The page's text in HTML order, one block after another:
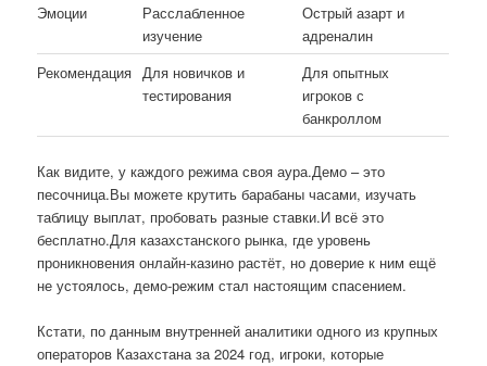
Эмоции
Расслабленное
изучение
Острый азарт и
адреналин
Рекомендация Для новичков и
тестирования
Для опытных
игроков с
банкроллом
Как видите, у каждого режима своя аура.Демо – это
песочница.Вы можете крутить барабаны часами, изучать
таблицу выплат, пробовать разные ставки.И всё это
бесплатно.Для казахстанского рынка, где уровень
проникновения онлайн-казино растёт, но доверие к ним ещё
не устоялось, демо-режим стал настоящим спасением.
Кстати, по данным внутренней аналитики одного из крупных
операторов Казахстана за 2024 год, игроки, которые